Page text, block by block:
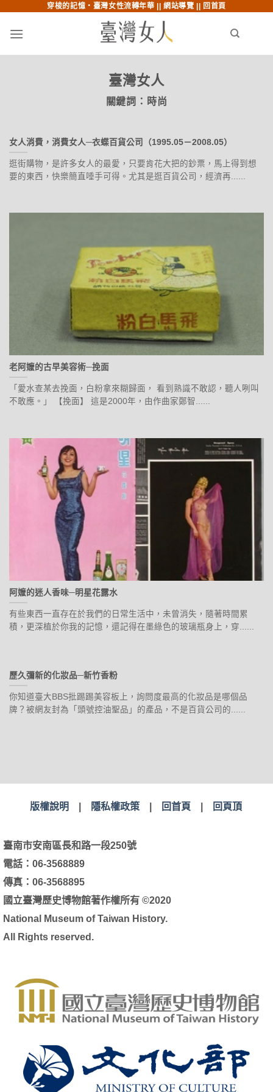
跳至內文
跳至索引列穿梭的記憶‧臺灣女性流轉年華 ||網站導覽 || 回首頁
臺灣女人
關鍵詞： 時尚
女人消費，消費女人─衣蝶百貨公司（1995.05－2008.05）
逛街購物，是許多女人的最愛，只要肯花大把的鈔票，馬上得到想
要的東西，快樂簡直唾手可得。尤其是逛百貨公司，經濟再......
老阿嬤的古早美容術─挽面
「愛水查某去挽面，白粉拿來糊歸面， 看到熟識不敢認，聽人咧叫
不敢應。」 【挽面】 這是2000年，由作曲家鄭智......
阿嬤的迷人香味─明星花露水
有些東西一直存在於我們的日常生活中，未曾消失，隨著時間累
積，更深植於你我的記憶，還記得在墨綠色的玻璃瓶身上，穿......
歷久彌新的化妝品─新竹香粉
你知道臺大BBS批踢踢美容板上，詢問度最高的化妝品是哪個品
牌？被網友封為「頭號控油聖品」的產品，不是百貨公司的......
版權說明 隱私權政策| 回首頁 回頁頂
臺南市安南區長和路一段250號
電話：06-3568889
傳真：06-3568895
國立臺灣歷史博物館著作權所有 ©2020
National Museum of Taiwan History.
All Rights reserved.